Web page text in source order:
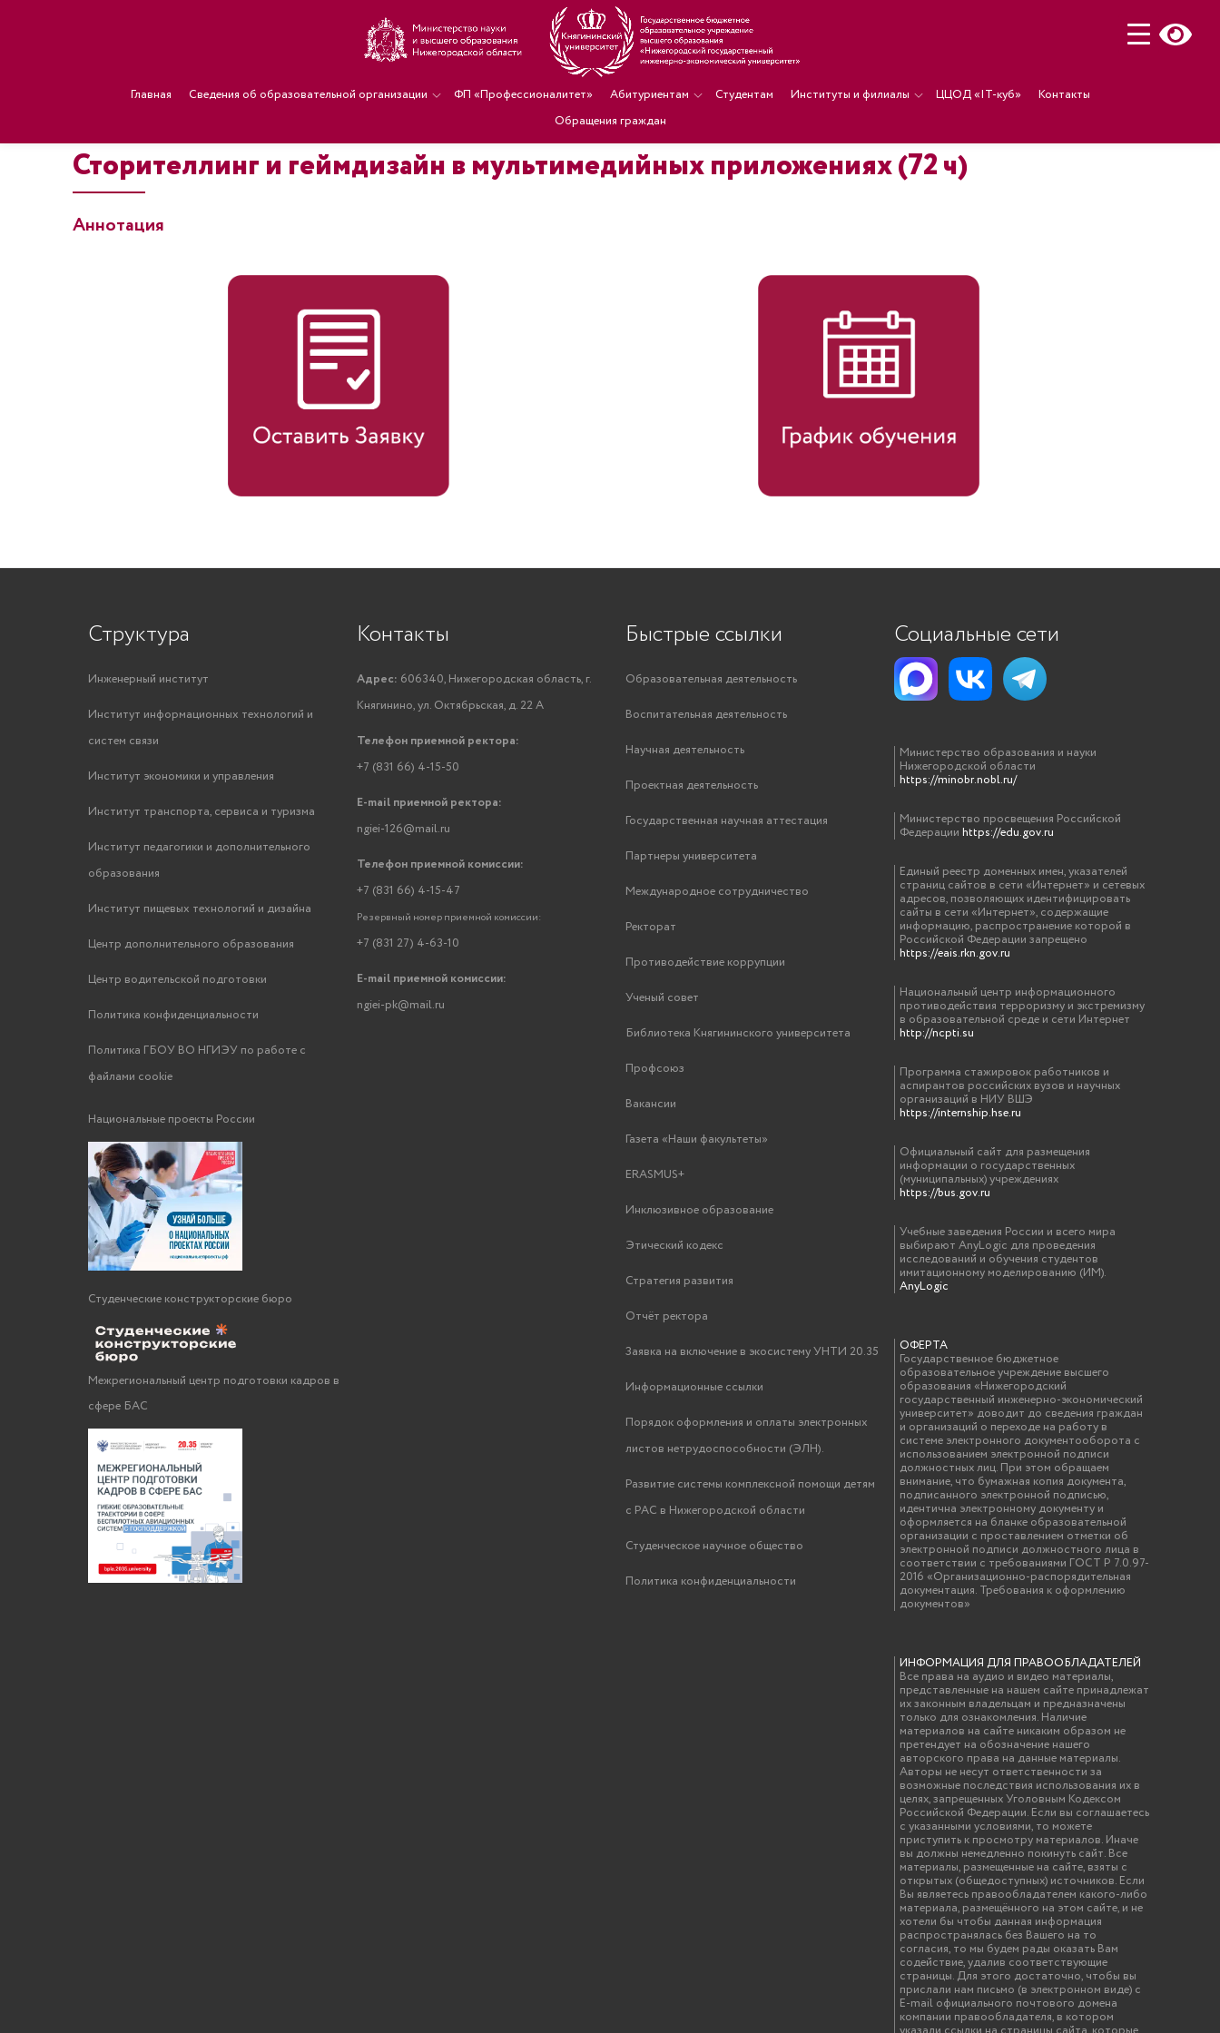
Главная Сведения об образовательной организации ФП «Профессионалитет» Абитуриентам Студентам Институты и филиалы ЦЦОД «IT-куб»
Контакты
Обращения граждан
Сторителлинг и геймдизайн в мультимедийных приложениях (72 ч)
Аннотация
Структура
Инженерный институт
Институт информационных технологий и
систем связи
Институт экономики и управления
Институт транспорта, сервиса и туризма
Институт педагогики и дополнительного
образования
Институт пищевых технологий и дизайна
Центр дополнительного образования
Центр водительской подготовки
Политика конфиденциальности
Политика ГБОУ ВО НГИЭУ по работе с
файлами cookie
Национальные проекты России
Студенческие конструкторские бюро
Межрегиональный центр подготовки кадров в
сфере БАС
Контакты
Адрес: 606340, Нижегородская область, г.
Княгинино, ул. Октябрьская, д. 22 А
Телефон приемной ректора:
+7 (831 66) 4-15-50
E-mail приемной ректора:
ngiei-126@mail.ru
Телефон приемной комиссии:
+7 (831 66) 4-15-47
Резервный номер приемной комиссии:
+7 (831 27) 4-63-10
E-mail приемной комиссии:
ngiei-pk@mail.ru
Быстрые ссылки
Образовательная деятельность
Воспитательная деятельность
Научная деятельность
Проектная деятельность
Государственная научная аттестация
Партнеры университета
Международное сотрудничество
Ректорат
Противодействие коррупции
Ученый совет
Библиотека Княгининского университета
Профсоюз
Вакансии
Газета «Наши факультеты»
ERASMUS+
Инклюзивное образование
Этический кодекс
Стратегия развития
Отчёт ректора
Заявка на включение в экосистему УНТИ 20.35
Информационные ссылки
Порядок оформления и оплаты электронных
листов нетрудоспособности (ЭЛН).
Развитие системы комплексной помощи детям
с РАС в Нижегородской области
Студенческое научное общество
Политика конфиденциальности
Социальные сети
Министерство образования и науки
Нижегородской области
https://minobr.nobl.ru/
Министерство просвещения Российской
Федерации https://edu.gov.ru
Единый реестр доменных имен, указателей
страниц сайтов в сети «Интернет» и сетевых
адресов, позволяющих идентифицировать
сайты в сети «Интернет», содержащие
информацию, распространение которой в
Российской Федерации запрещено
https://eais.rkn.gov.ru
Национальный центр информационного
противодействия терроризму и экстремизму
в образовательной среде и сети Интернет
http://ncpti.su
Программа стажировок работников и
аспирантов российских вузов и научных
организаций в НИУ ВШЭ
https://internship.hse.ru
Официальный сайт для размещения
информации о государственных
(муниципальных) учреждениях
https://bus.gov.ru
Учебные заведения России и всего мира
выбирают AnyLogic для проведения
исследований и обучения студентов
имитационному моделированию (ИМ).
AnyLogic
ОФЕРТА
Государственное бюджетное
образовательное учреждение высшего
образования «Нижегородский
государственный инженерно-экономический
университет» доводит до сведения граждан
и организаций о переходе на работу в
системе электронного документооборота с
использованием электронной подписи
должностных лиц. При этом обращаем
внимание, что бумажная копия документа,
подписанного электронной подписью,
идентична электронному документу и
оформляется на бланке образовательной
организации с проставлением отметки об
электронной подписи должностного лица в
соответствии с требованиями ГОСТ Р 7.0.97-
2016 «Организационно-распорядительная
документация. Требования к оформлению
документов»
ИНФОРМАЦИЯ ДЛЯ ПРАВООБЛАДАТЕЛЕЙ
Все права на аудио и видео материалы,
представленные на нашем сайте принадлежат
их законным владельцам и предназначены
только для ознакомления. Наличие
материалов на сайте никаким образом не
претендует на обозначение нашего
авторского права на данные материалы.
Авторы не несут ответственности за
возможные последствия использования их в
целях, запрещенных Уголовным Кодексом
Российской Федерации. Если вы соглашаетесь
с указанными условиями, то можете
приступить к просмотру материалов. Иначе
вы должны немедленно покинуть сайт. Все
материалы, размещенные на сайте, взяты с
открытых (общедоступных) источников. Если
Вы являетесь правообладателем какого-либо
материала, размещённого на этом сайте, и не
хотели бы чтобы данная информация
распространялась без Вашего на то
согласия, то мы будем рады оказать Вам
содействие, удалив соответствующие
страницы. Для этого достаточно, чтобы вы
прислали нам письмо (в электронном виде) с
E-mail официального почтового домена
компании правообладателя, в котором